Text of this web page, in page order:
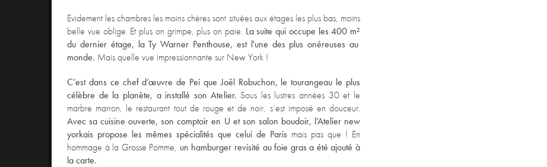
Evidement les chambres les moins chères sont situées aux étages les plus bas, moins
belle vue oblige. Et plus on grimpe, plus on paie. La suite qui occupe les 400 m²
du dernier étage, la Ty Warner Penthouse, est l'une des plus onéreuses au
monde. Mais quelle vue impressionnante sur New York !
C’est dans ce chef d’œuvre de Pei que Joël Robuchon, le tourangeau le plus
célèbre de la planète, a installé son Atelier. Sous les lustres années 30 et le
marbre marron, le restaurant tout de rouge et de noir, s’est imposé en douceur.
Avec sa cuisine ouverte, son comptoir en U et son salon boudoir, l’Atelier new
yorkais propose les mêmes spécialités que celui de Paris mais pas que ! En
hommage à la Grosse Pomme, un hamburger revisité au foie gras a été ajouté à
la carte.